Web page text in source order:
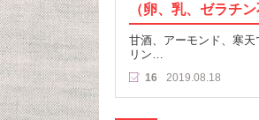
（卵、乳、ゼラチン
甘酒、アーモンド、寒天
リン…
16 2019.08.18